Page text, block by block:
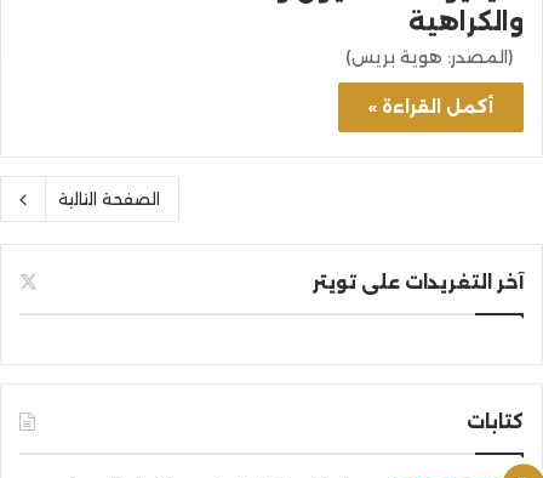
والكراهية
(المصدر: هوية بريس)
أكمل القراءة »
الصفحة التالية
آخر التغريدات على تويتر
كتابات